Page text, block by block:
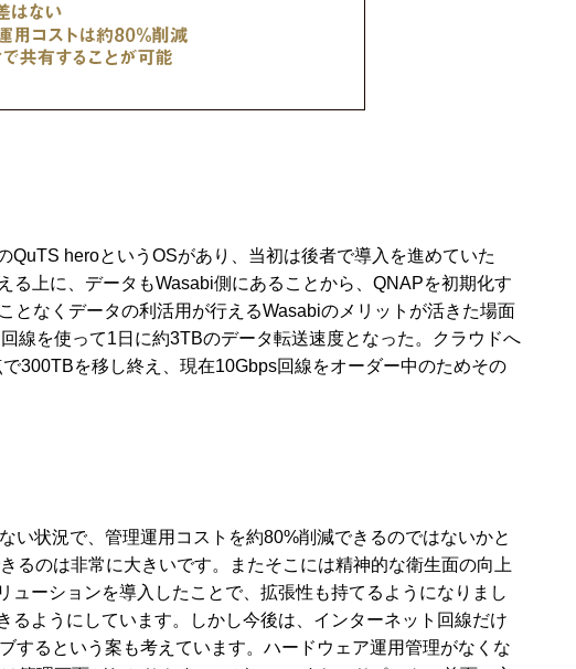
heroというOSがあり、当初は後者で導入を進めていた
上に、データもWasabi側にあることから、QNAPを初期化す
となくデータの利活用が行えるWasabiのメリットが活きた場面
線を使って1日に約3TBのデータ転送速度となった。クラウドへ
300TBを移し終え、現在10Gbps回線をオーダー中のためその
状況で、管理運用コストを約80%削減できるのではないかと
るのは非常に大きいです。またそこには精神的な衛生面の向上
ーションを導入したことで、拡張性も持てるようになりまし
ようにしています。しかし今後は、インターネット回線だけ
するという案も考えています。ハードウェア運用管理がなくな